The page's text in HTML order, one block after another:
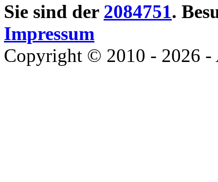
Sie sind der 2084751.
Impressum
Copyright © 2010 - 2026 -